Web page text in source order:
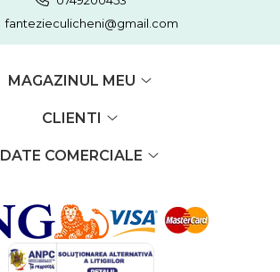
fantezieculicheni@gmail.com
MAGAZINUL MEU
CLIENTI
DATE COMERCIALE